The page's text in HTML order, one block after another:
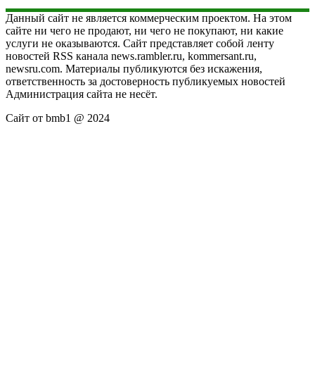
Данный сайт не является коммерческим проектом. На этом
сайте ни чего не продают, ни чего не покупают, ни какие
услуги не оказываются. Сайт представляет собой ленту
новостей RSS канала news.rambler.ru, kommersant.ru,
newsru.com. Материалы публикуются без искажения,
ответственность за достоверность публикуемых новостей
Администрация сайта не несёт.
Сайт от bmb1 @ 2024